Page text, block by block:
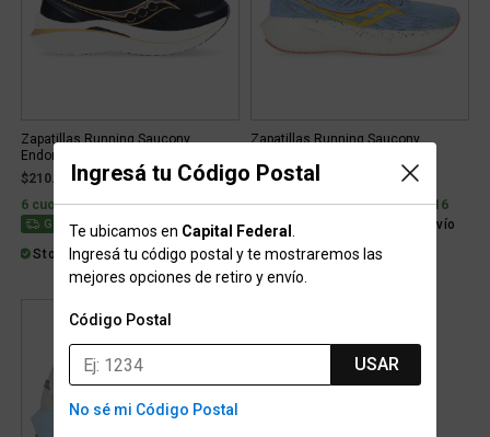
Ingresá tu Código Postal
Te ubicamos en Capital Federal
Ingresá tu código postal y te mostraremos las
mejores opciones de retiro y envío.
Código Postal
USAR
No sé mi Código Postal
Zapatillas Running Saucony
Endorphin Speed 3 Hombre
$210.899
6 cuotas sin interés de $35.150
Gratis
Stock para retiro/envío
Zapatillas Running Saucony
$184.899
6 cuotas sin interés de $30.816
Gratis Stock para envío